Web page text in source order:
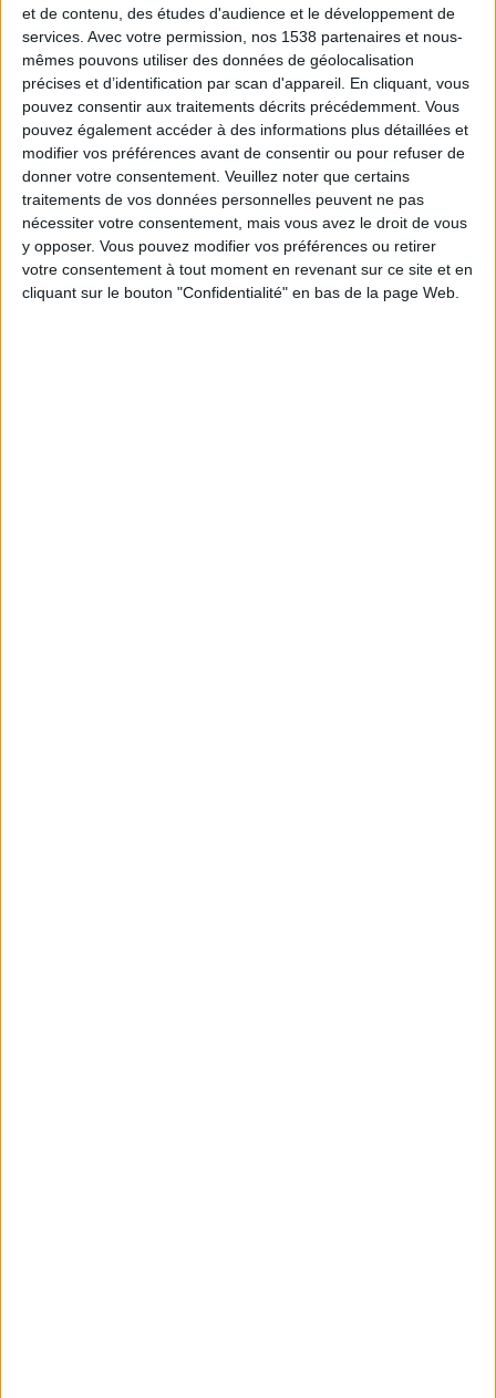
et de contenu, des études d'audience et le développement de
services. Avec votre permission, nos 1538 partenaires et nous-
mêmes pouvons utiliser des données de géolocalisation
précises et d’identification par scan d'appareil. En cliquant, vous
pouvez consentir aux traitements décrits précédemment. Vous
pouvez également accéder à des informations plus détaillées et
modifier vos préférences avant de consentir ou pour refuser de
donner votre consentement. Veuillez noter que certains
traitements de vos données personnelles peuvent ne pas
nécessiter votre consentement, mais vous avez le droit de vous
y opposer. Vous pouvez modifier vos préférences ou retirer
votre consentement à tout moment en revenant sur ce site et en
cliquant sur le bouton "Confidentialité" en bas de la page Web.
Peut-on remplacer la viande par des féculents ?
Consultation diététique du 05/08/2026